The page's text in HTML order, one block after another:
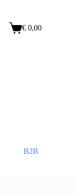
Winkelwagen
€ 0,00
B2B